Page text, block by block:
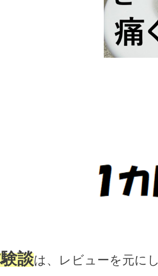
談は、レビューを元に